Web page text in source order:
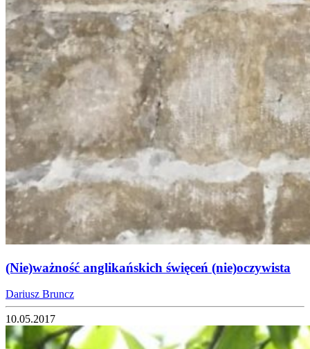
(Nie)ważność anglikańskich święceń (nie)oczywista
Dariusz Bruncz
10.05.2017